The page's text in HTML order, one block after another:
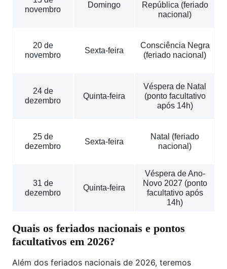
novembro
Domingo
República (feriado
nacional)
20 de
novembro
Sexta-feira
Consciência Negra
(feriado nacional)
24 de
dezembro
Quinta-feira
Véspera de Natal
(ponto facultativo
após 14h)
25 de
dezembro
Sexta-feira
Natal (feriado
nacional)
31 de
dezembro
Quinta-feira
Véspera de Ano-
Novo 2027 (ponto
facultativo após
14h)
Quais os feriados nacionais e pontos
facultativos em 2026?
Além dos feriados nacionais de 2026, teremos